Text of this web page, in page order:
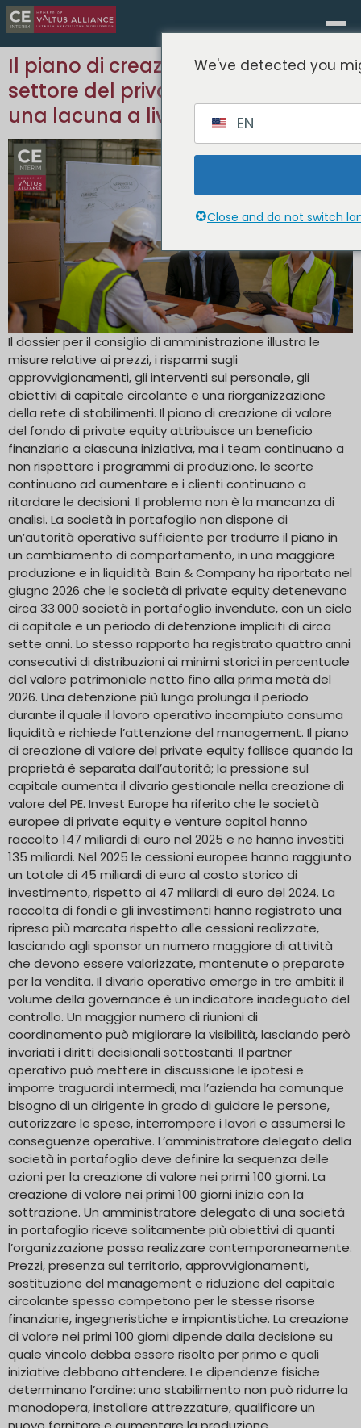
Il piano di creazione di valore nel
settore del private equity presenta
una lacuna a livello operativo
Il dossier per il consiglio di amministrazione illustra le
misure relative ai prezzi, i risparmi sugli
approvvigionamenti, gli interventi sul personale, gli
obiettivi di capitale circolante e una riorganizzazione
della rete di stabilimenti. Il piano di creazione di valore
del fondo di private equity attribuisce un beneficio
finanziario a ciascuna iniziativa, ma i team continuano a
non rispettare i programmi di produzione, le scorte
continuano ad aumentare e i clienti continuano a
ritardare le decisioni. Il problema non è la mancanza di
analisi. La società in portafoglio non dispone di
un’autorità operativa sufficiente per tradurre il piano in
un cambiamento di comportamento, in una maggiore
produzione e in liquidità. Bain & Company ha riportato nel
giugno 2026 che le società di private equity detenevano
circa 33.000 società in portafoglio invendute, con un ciclo
di capitale e un periodo di detenzione impliciti di circa
sette anni. Lo stesso rapporto ha registrato quattro anni
consecutivi di distribuzioni ai minimi storici in percentuale
del valore patrimoniale netto fino alla prima metà del
2026. Una detenzione più lunga prolunga il periodo
durante il quale il lavoro operativo incompiuto consuma
liquidità e richiede l’attenzione del management. Il piano
di creazione di valore del private equity fallisce quando la
proprietà è separata dall’autorità; la pressione sul
capitale aumenta il divario gestionale nella creazione di
valore del PE. Invest Europe ha riferito che le società
europee di private equity e venture capital hanno
raccolto 147 miliardi di euro nel 2025 e ne hanno investiti
135 miliardi. Nel 2025 le cessioni europee hanno raggiunto
un totale di 45 miliardi di euro al costo storico di
investimento, rispetto ai 47 miliardi di euro del 2024. La
raccolta di fondi e gli investimenti hanno registrato una
ripresa più marcata rispetto alle cessioni realizzate,
lasciando agli sponsor un numero maggiore di attività
che devono essere valorizzate, mantenute o preparate
per la vendita. Il divario operativo emerge in tre ambiti: il
volume della governance è un indicatore inadeguato del
controllo. Un maggior numero di riunioni di
coordinamento può migliorare la visibilità, lasciando però
invariati i diritti decisionali sottostanti. Il partner
operativo può mettere in discussione le ipotesi e
imporre traguardi intermedi, ma l’azienda ha comunque
bisogno di un dirigente in grado di guidare le persone,
autorizzare le spese, interrompere i lavori e assumersi le
conseguenze operative. L’amministratore delegato della
società in portafoglio deve definire la sequenza delle
azioni per la creazione di valore nei primi 100 giorni. La
creazione di valore nei primi 100 giorni inizia con la
sottrazione. Un amministratore delegato di una società
in portafoglio riceve solitamente più obiettivi di quanti
l’organizzazione possa realizzare contemporaneamente.
Prezzi, presenza sul territorio, approvvigionamenti,
sostituzione del management e riduzione del capitale
circolante spesso competono per le stesse risorse
finanziarie, ingegneristiche e impiantistiche. La creazione
di valore nei primi 100 giorni dipende dalla decisione su
quale vincolo debba essere risolto per primo e quali
iniziative debbano attendere. Le dipendenze fisiche
determinano l’ordine: uno stabilimento non può ridurre la
manodopera, installare attrezzature, qualificare un
We've detected you
EN
Close and do not switch